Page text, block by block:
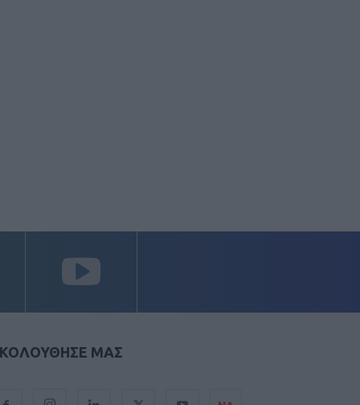
ΜΑΣ